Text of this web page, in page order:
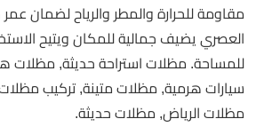
مقاومة للحرارة والمطر والرياح لضمان
العصري يضيف جمالية للمكان ويتيح
للمساحة. مظلات استراحة حديثة, مظلات
سيارات هرمية, مظلات متينة, تركيب
مظلات الرياض, مظلات حديثة.